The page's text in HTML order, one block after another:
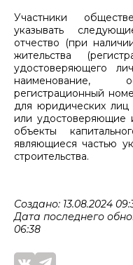
Участники
указывать
отчество (при
жительства
удостоверяющего
наименование,
регистрационный
для юридических
или удостоверяющие
объекты
являющиеся частью
строительства.
Создано: 13.08.2024
Дата последнего
06:38